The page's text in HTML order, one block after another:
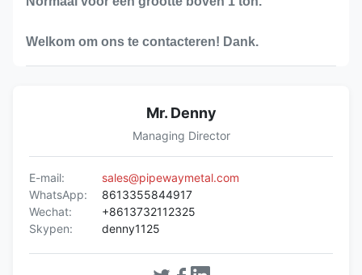
Welkom om ons te contacteren! Dank.
Mr. Denny
Managing Director
E-mail:
sales@pipewaymetal.com
WhatsApp:
8613355844917
Wechat:
+8613732112325
Skypen:
denny1125